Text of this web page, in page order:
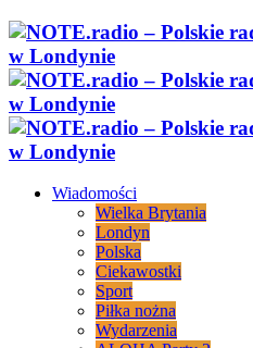
Wiadomości
Wielka Brytania
Londyn
Polska
Ciekawostki
Sport
Piłka nożna
Wydarzenia